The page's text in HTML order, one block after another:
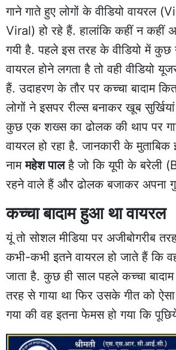
गाने गाते हुए लोगों के वीडियो वायरल
Viral) हो रहे हैं. हालांकि कहीं न कहीं
गयी है. पहले इस तरह के वीडियो में कुछ
वायरल होने लगता है तो वही वीडियो
हैं. उदाहरण के तौर पर कच्चा बादाम
लोगों ने इसपर रील्स बनाकर खूब सुर्खियां
कुछ एक शख्स का ढोलक की थाप पर
वायरल हो रहा है. जानकारी के
नाममहेश पालहै जो कि यूपी के बरेली
रहने वाले हैं और ढोलक बजाकर अपना
कच्चा बादाम हुआ था वायरल
यूं तो सोशल मीडिया पर अजीबोगरीब
कभी-कभी इतने वायरल हो जाते हैं कि
जाता है. कुछ ही साल पहले कच्चा
तरह से गाया था फिर उसके गीत को
गया की वह इतना फेमस हो गया कि